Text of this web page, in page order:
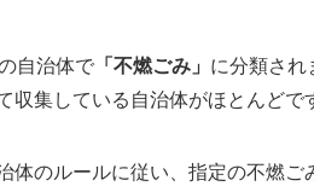
自治体で 「不燃ごみ」 に分類さ
収集している自治体がほとんどで
体のルールに従い、指定の不燃ご